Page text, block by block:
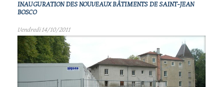
INAUGURATION DES NOUVEAUX BÂTIMENTS DE SAINT-JEAN
BOSCO
Vendredi 14/10/2011